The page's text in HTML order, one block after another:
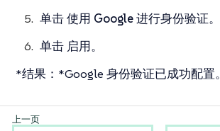
单击使用 Google 进行身份验证。
单击 启用。
*结果：*Google 身份验证已成功配置。